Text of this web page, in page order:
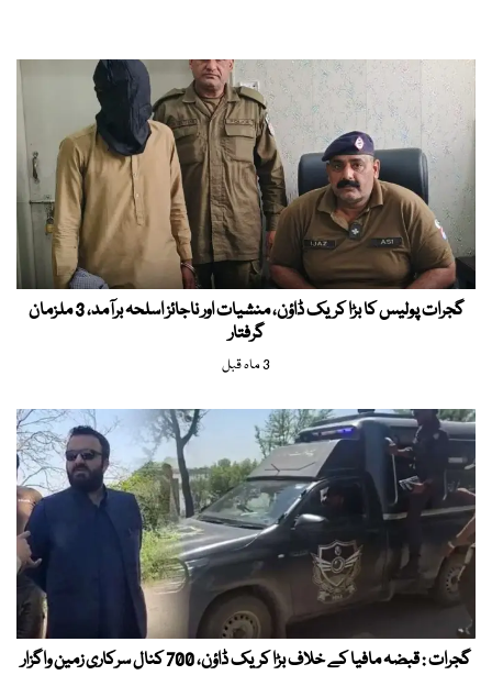
گجرات پولیس کا بڑا کریک ڈاؤن، منشیات اور ناجائز اسلحہ برآمد، 3 ملزمان
گرفتار
3 ماہ قبل
گجرات : قبضہ مافیا کے خلاف بڑا کریک ڈاؤن، 700 کنال سرکاری زمین واگزار